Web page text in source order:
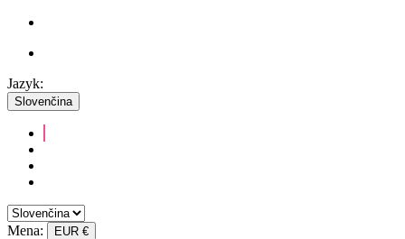
Jazyk:
Slovenčina
Mena: EUR €